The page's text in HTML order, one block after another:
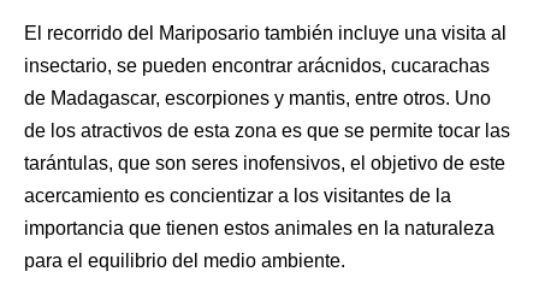
El recorrido del Mariposario también incluye una visita al
insectario, se pueden encontrar arácnidos, cucarachas
de Madagascar, escorpiones y mantis, entre otros. Uno
de los atractivos de esta zona es que se permite tocar las
tarántulas, que son seres inofensivos, el objetivo de este
acercamiento es concientizar a los visitantes de la
importancia que tienen estos animales en la naturaleza
para el equilibrio del medio ambiente.